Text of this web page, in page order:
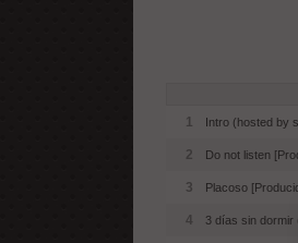
1
Intro (hosted by
2 Do not listen
3 Placoso
4 3 días sin dormir